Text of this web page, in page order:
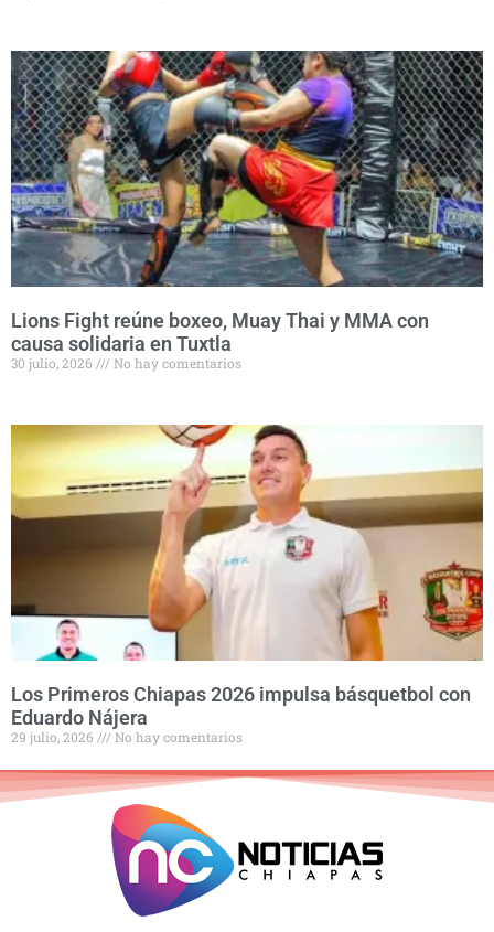
Lions Fight reúne boxeo, Muay Thai y MMA con
causa solidaria en Tuxtla
30 julio, 2026 No hay comentarios
Los Primeros Chiapas 2026 impulsa básquetbol con
Eduardo Nájera
29 julio, 2026 No hay comentarios